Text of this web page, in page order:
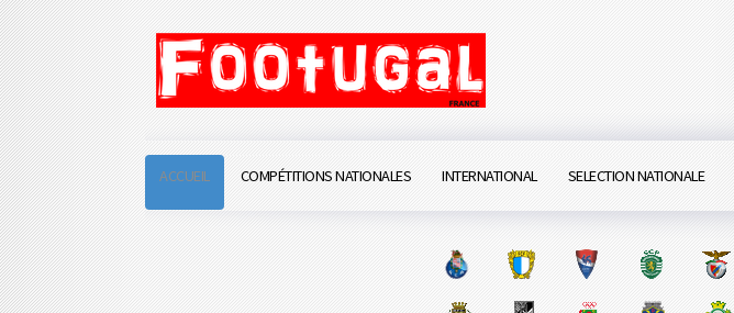
ACCUEIL COMPÉTITIONS NATIONALES INTERNATIONAL SELECTION NATIONALE